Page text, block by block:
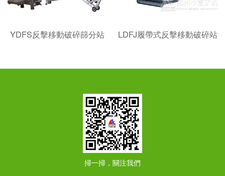
YDFS反擊移動破碎篩分站 LDFJ履帶式反擊移動破碎站
掃一掃，關注我們